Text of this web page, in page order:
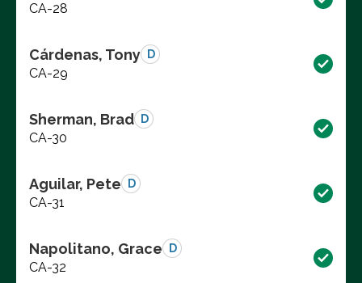
CA-28
Cárdenas, Tony D
CA-29
Sherman, Brad D
CA-30
Aguilar, Pete D
CA-31
Napolitano, Grace D
CA-32